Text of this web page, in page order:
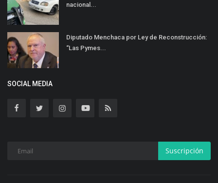
nacional...
Diputado Menchaca por Ley de Reconstrucción:
“Las Pymes...
SOCIAL MEDIA
Suscripción